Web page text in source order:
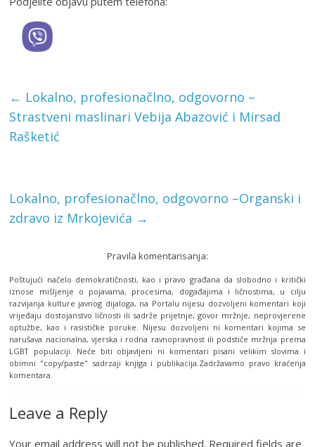
← Lokalno, profesionačlno, odgovorno –
Strastveni maslinari Vebija Abazović i Mirsad
Rašketić
Lokalno, profesionačlno, odgovorno –Organski i
zdravo iz Mrkojevića →
Pravila komentarisanja:
Poštujući načelo demokratičnosti, kao i pravo građana da slobodno i kritički
iznose mišljenje o pojavama, procesima, događajima i ličnostima, u cilju
razvijanja kulture javnog dijaloga, na Portalu nijesu dozvoljeni komentari koji
vrijeđaju dostojanstvo ličnosti ili sadrže prijetnje, govor mržnje, neprovjerene
optužbe, kao i rasističke poruke. Nijesu dozvoljeni ni komentari kojima se
narušava nacionalna, vjerska i rodna ravnopravnost ili podstiče mržnja prema
LGBT populaciji. Neće biti objavljeni ni komentari pisani velikim slovima i
obimni "copy/paste" sadrzaji knjiga i publikacija.Zadržavamo pravo kraćenja
komentara.
Leave a Reply
Your email address will not be published. Required fields are